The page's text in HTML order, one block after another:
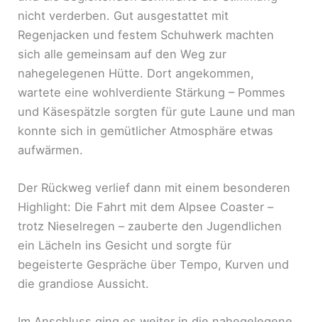
nicht verderben. Gut ausgestattet mit
Regenjacken und festem Schuhwerk machten
sich alle gemeinsam auf den Weg zur
nahegelegenen Hütte. Dort angekommen,
wartete eine wohlverdiente Stärkung – Pommes
und Käsespätzle sorgten für gute Laune und man
konnte sich in gemütlicher Atmosphäre etwas
aufwärmen.
Der Rückweg verlief dann mit einem besonderen
Highlight: Die Fahrt mit dem Alpsee Coaster –
trotz Nieselregen – zauberte den Jugendlichen
ein Lächeln ins Gesicht und sorgte für
begeisterte Gespräche über Tempo, Kurven und
die grandiose Aussicht.